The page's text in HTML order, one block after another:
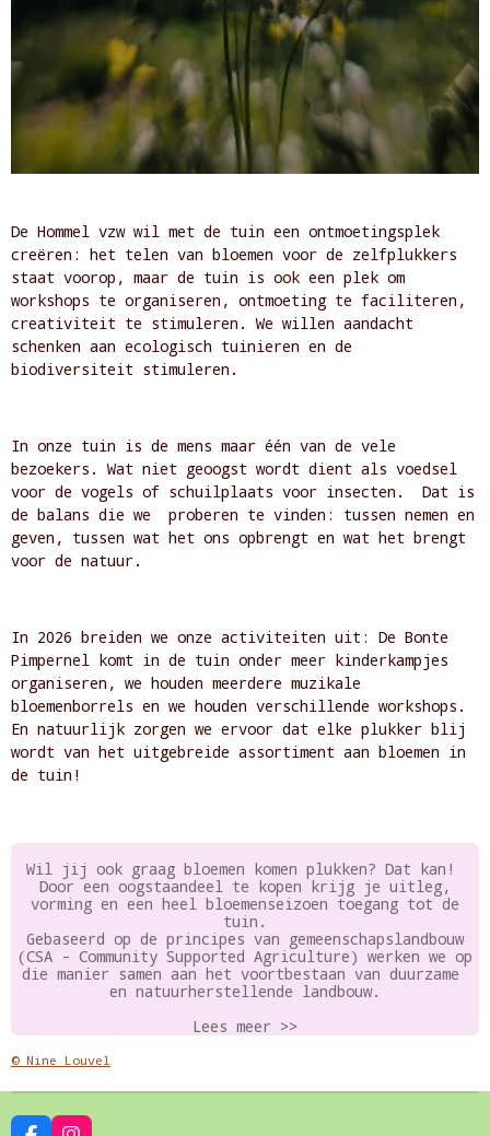
De Hommel vzw wil met de tuin een ontmoetingsplek
creëren: het telen van bloemen voor de zelfplukkers
staat voorop, maar de tuin is ook een plek om
workshops te organiseren, ontmoeting te faciliteren,
creativiteit te stimuleren. We willen aandacht
schenken aan ecologisch tuinieren en de
biodiversiteit stimuleren.
In onze tuin is de mens maar één van de vele
bezoekers. Wat niet geoogst wordt dient als voedsel
voor de vogels of schuilplaats voor insecten. Dat is
de balans die we proberen te vinden: tussen nemen en
geven, tussen wat het ons opbrengt en wat het brengt
voor de natuur.
In 2026 breiden we onze activiteiten uit: De Bonte
Pimpernel komt in de tuin onder meer kinderkampjes
organiseren, we houden meerdere muzikale
bloemenborrels en we houden verschillende workshops.
En natuurlijk zorgen we ervoor dat elke plukker blij
wordt van het uitgebreide assortiment aan bloemen in
de tuin!
Wil jij ook graag bloemen komen plukken? Dat kan!
Door een oogstaandeel te kopen krijg je uitleg,
vorming en een heel bloemenseizoen toegang tot de
tuin.
Gebaseerd op de principes van gemeenschapslandbouw
(CSA - Community Supported Agriculture) werken we op
die manier samen aan het voortbestaan van duurzame
en natuurherstellende landbouw.
Lees meer >>
© Nine Louvel